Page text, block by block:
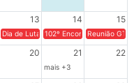
13 14 15
Dia de Luta em Defesa de Cuba e da
102º Encontro da
Reunião
20 21 22
mais +3